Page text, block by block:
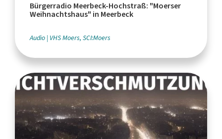
Bürgerradio Meerbeck-Hochstraß: "Moerser
Weihnachtshaus" in Meerbeck
Audio VHS Moers, SCI:Moers